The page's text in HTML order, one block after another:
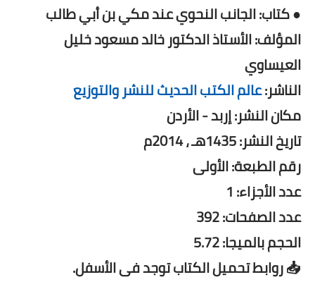
● كتاب: الجانب النحوي عند مكي بن أبي طالب
المؤلف: الأستاذ الدكتور خالد مسعود خليل
العيساوي
الناشر:عالم الكتب الحديث للنشر والتوزيع
مكان النشر: إربد - الأردن
تاريخ النشر: 1435هـ ، 2014م
رقم الطبعة: الأولى
عدد الأجزاء: 1
عدد الصفحات: 392
الحجم بالميجا: 5.72
📥 روابط تحميل الكتاب توجد فى الأسفل.